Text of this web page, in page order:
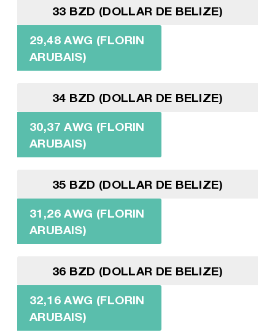
33 BZD (DOLLAR DE BELIZE)
29,48 AWG (FLORIN
ARUBAIS)
34 BZD (DOLLAR DE BELIZE)
30,37 AWG (FLORIN
ARUBAIS)
35 BZD (DOLLAR DE BELIZE)
31,26 AWG (FLORIN
ARUBAIS)
36 BZD (DOLLAR DE BELIZE)
32,16 AWG (FLORIN
ARUBAIS)